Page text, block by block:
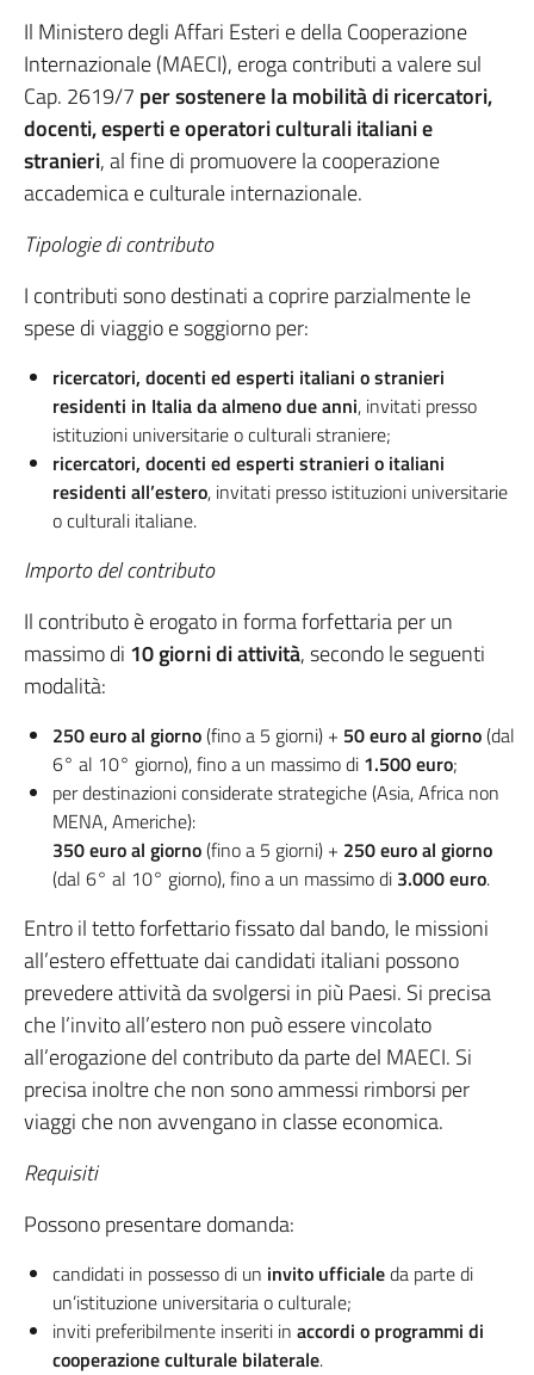
Il Ministero degli Affari Esteri e della Cooperazione
Internazionale (MAECI), eroga contributi a valere sul
Cap. 2619/7 per sostenere la mobilità di ricercatori,
docenti, esperti e operatori culturali italiani e
stranieri, al fine di promuovere la cooperazione
accademica e culturale internazionale.
Tipologie di contributo
I contributi sono destinati a coprire parzialmente le
spese di viaggio e soggiorno per:
ricercatori, docenti ed esperti italiani o stranieri
residenti in Italia da almeno due anni, invitati presso
istituzioni universitarie o culturali straniere;
ricercatori, docenti ed esperti stranieri o italiani
residenti all’estero, invitati presso istituzioni universitarie
o culturali italiane.
Importo del contributo
Il contributo è erogato in forma forfettaria per un
massimo di 10 giorni di attività, secondo le seguenti
modalità:
250 euro al giorno(fino a 5 giorni) + 50 euro al giorno(dal
6° al 10° giorno), fino a un massimo di 1.500 euro;
per destinazioni considerate strategiche (Asia, Africa non
MENA, Americhe):
350 euro al giorno(fino a 5 giorni) + 250 euro al giorno
(dal 6° al 10° giorno), fino a un massimo di 3.000 euro.
Entro il tetto forfettario fissato dal bando, le missioni
all’estero effettuate dai candidati italiani possono
prevedere attività da svolgersi in più Paesi. Si precisa
che l’invito all’estero non può essere vincolato
all’erogazione del contributo da parte del MAECI. Si
precisa inoltre che non sono ammessi rimborsi per
viaggi che non avvengano in classe economica.
Requisiti
Possono presentare domanda:
candidati in possesso di un invito ufficialeda parte di
un’istituzione universitaria o culturale;
inviti preferibilmente inseriti in accordi o programmi di
cooperazione culturale bilaterale.